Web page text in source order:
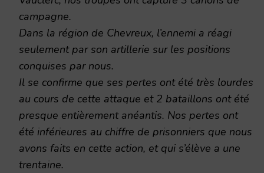
campagne.
Dans la région de Chevreux, l’ennemi a réagi
seulement par son artillerie sur les positions
conquises par nous.
Il se confirme que ses pertes ont été très lourdes
au cours de cette attaque et 2 bataillons ont été
presque entièrement anéantis. Nos pertes ont
été inférieures au chiffre de prisonniers que nous
avons faits en cette action, et qui s’élève a une
trentaine.